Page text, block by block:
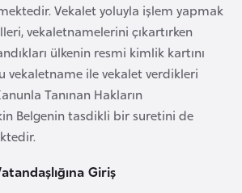
Vekalet yoluyla işlem yapmak
vekaletnamelerini çıkartırken
ülkenin resmi kimlik kartını
vekaletname ile vekalet verdikleri
Tanınan Hakların
Belgenin tasdikli bir suretini de
Giriş